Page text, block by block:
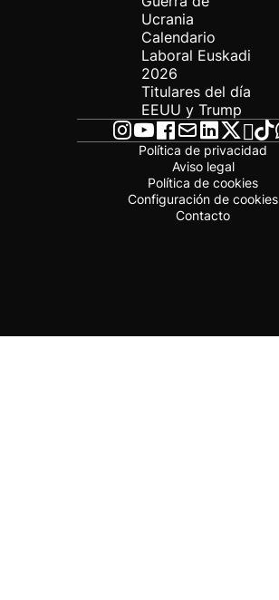
Ucrania
Calendario
Laboral Euskadi
2026
Titulares del día
EEUU y Trump
Política de privacidad
Aviso legal
Política de cookies
Configuración de cookies
Contacto